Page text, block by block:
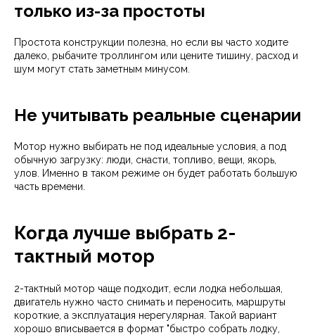
только из-за простоты
Простота конструкции полезна, но если вы часто ходите
далеко, рыбачите троллингом или цените тишину, расход и
шум могут стать заметным минусом.
Не учитывать реальные сценарии
Мотор нужно выбирать не под идеальные условия, а под
обычную загрузку: люди, снасти, топливо, вещи, якорь,
улов. Именно в таком режиме он будет работать большую
часть времени.
Когда лучше выбрать 2-
тактный мотор
2-тактный мотор чаще подходит, если лодка небольшая,
двигатель нужно часто снимать и переносить, маршруты
короткие, а эксплуатация нерегулярная. Такой вариант
хорошо вписывается в формат "быстро собрать лодку,